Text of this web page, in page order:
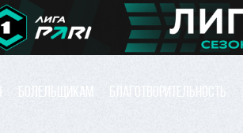
БОЛЕЛЬЩИКАМ БЛАГОТВОРИТЕЛЬНОСТЬ